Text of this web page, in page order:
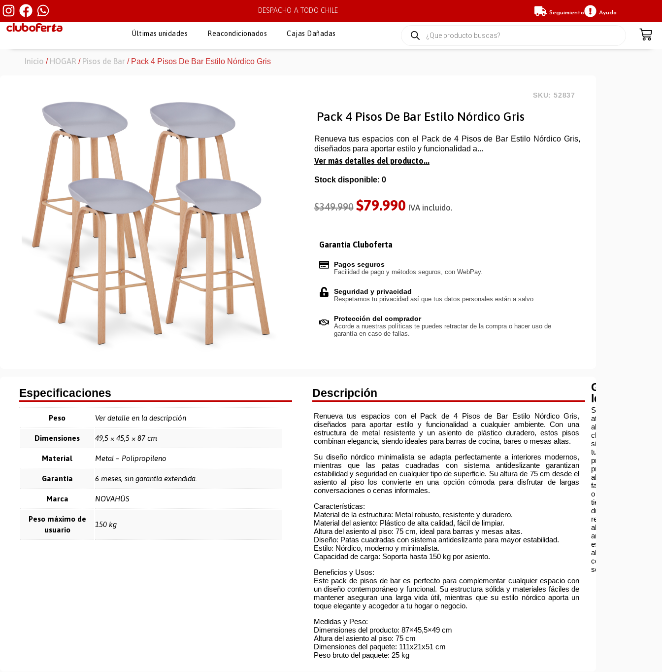
DESPACHO A TODO CHILE Seguimiento Ayuda
Últimas unidades Reacondicionados Cajas Dañadas
Inicio / HOGAR / Pisos de Bar / Pack 4 Pisos De Bar Estilo Nórdico Gris
SKU: 52837
Pack 4 Pisos De Bar Estilo Nórdico Gris
Renueva tus espacios con el Pack de 4 Pisos de Bar Estilo Nórdico Gris,
diseñados para aportar estilo y funcionalidad a...
Ver más detalles del producto...
Stock disponible: 0
$349.990 $79.990 IVA incluido.
Garantía Cluboferta
Pagos seguros
Facilidad de pago y métodos seguros, con WebPay.
Seguridad y privacidad
Respetamos tu privacidad así que tus datos personales están a salvo.
Protección del comprador
Acorde a nuestras políticas te puedes retractar de la compra o hacer uso de
garantía en caso de fallas.
Especificaciones
Peso Ver detalle en la descripción
Dimensiones 49,5 × 45,5 × 87 cm
Material Metal – Polipropileno
Garantía 6 meses, sin garantía extendida.
Marca NOVAHÛS
Peso máximo de
usuario
150 kg
Descripción
Renueva tus espacios con el Pack de 4 Pisos de Bar Estilo Nórdico Gris,
diseñados para aportar estilo y funcionalidad a cualquier ambiente. Con una
estructura de metal resistente y un asiento de plástico duradero, estos pisos
combinan elegancia, siendo ideales para barras de cocina, bares o mesas altas.
Su diseño nórdico minimalista se adapta perfectamente a interiores modernos,
mientras que las patas cuadradas con sistema antideslizante garantizan
estabilidad y seguridad en cualquier tipo de superficie. Su altura de 75 cm desde el
asiento al piso los convierte en una opción cómoda para disfrutar de largas
conversaciones o cenas informales.
Características:
Material de la estructura: Metal robusto, resistente y duradero.
Material del asiento: Plástico de alta calidad, fácil de limpiar.
Altura del asiento al piso: 75 cm, ideal para barras y mesas altas.
Diseño: Patas cuadradas con sistema antideslizante para mayor estabilidad.
Estilo: Nórdico, moderno y minimalista.
Capacidad de carga: Soporta hasta 150 kg por asiento.
Beneficios y Usos:
Este pack de pisos de bar es perfecto para complementar cualquier espacio con
un diseño contemporáneo y funcional. Su estructura sólida y materiales fáciles de
mantener aseguran una larga vida útil, mientras que su estilo nórdico aporta un
toque elegante y acogedor a tu hogar o negocio.
Medidas y Peso:
Dimensiones del producto: 87×45,5×49 cm
Altura del asiento al piso: 75 cm
Dimensiones del paquete: 111x21x51 cm
Peso bruto del paquete: 25 kg
Garantía
legal
Servicio
atención
al
cliente:
si
tu
producto
presenta
alguna
falla
o
tienes
dudas
respecto
al
armado
escríbenos
al
correo